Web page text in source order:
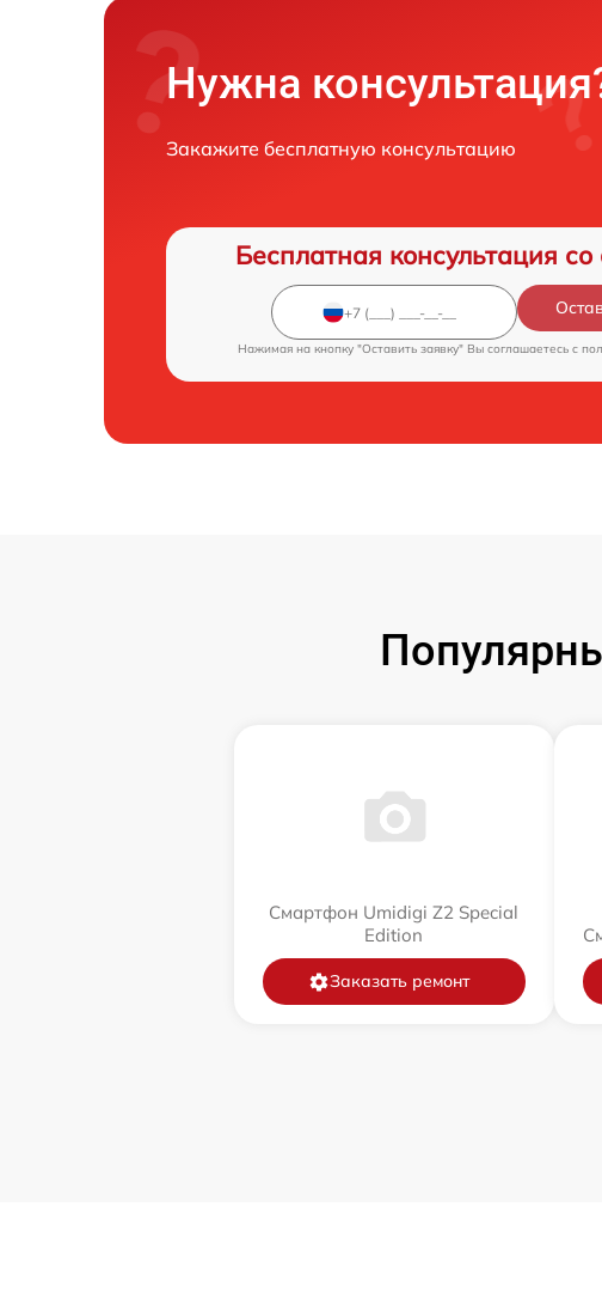
Нужна
Закажите бесплатную консультацию
Бесплатная консультация
Нажимая на кнопку "Оставить заявку" Вы соглашаетесь c
Смартфон Umidigi Z2 Special
Edition
Заказать ремонт